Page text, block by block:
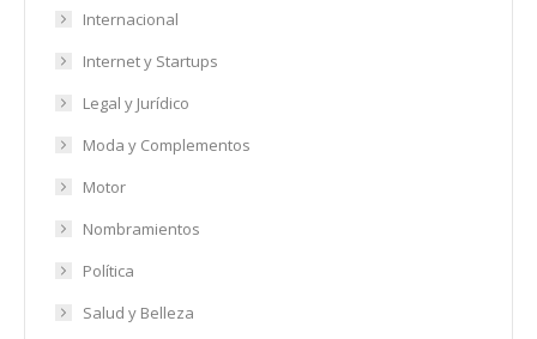
Internacional
Internet y Startups
Legal y Jurídico
Moda y Complementos
Motor
Nombramientos
Política
Salud y Belleza